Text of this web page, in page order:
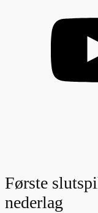
Første
nederlag